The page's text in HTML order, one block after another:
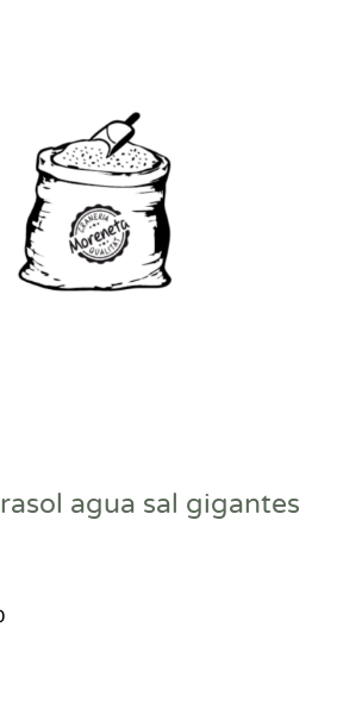
agua sal gigantes